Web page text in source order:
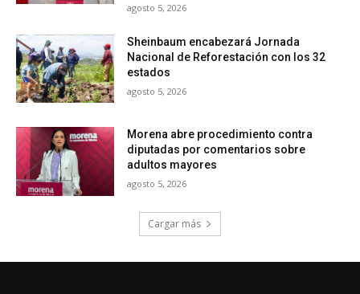
agosto 5, 2026
Sheinbaum encabezará Jornada
Nacional de Reforestación con los 32
estados
agosto 5, 2026
Morena abre procedimiento contra
diputadas por comentarios sobre
adultos mayores
agosto 5, 2026
Cargar más